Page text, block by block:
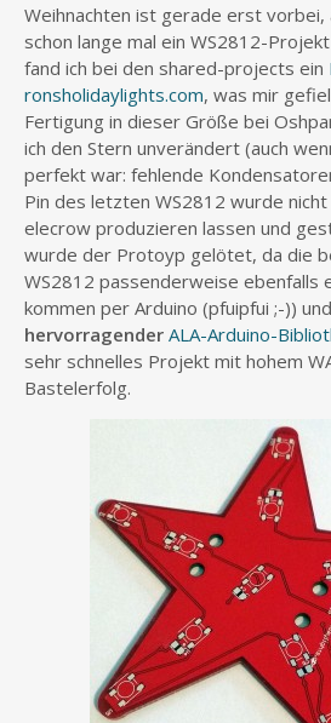
Weihnachten ist gerade erst vorbei,
schon lange mal ein WS2812-
fand ich bei den shared-projects ein
ronsholidaylights.com, was mir
Fertigung in dieser Größe bei
ich den Stern unverändert (auch
perfekt war: fehlende
Pin des letzten WS2812 wurde
elecrow produzieren lassen und
wurde der Protoyp gelötet, da die
WS2812 passenderweise ebenfalls
kommen per Arduino (pfuipfui ;-)) und
hervorragender ALA-Arduino-
sehr schnelles Projekt mit hohem
Bastelerfolg.